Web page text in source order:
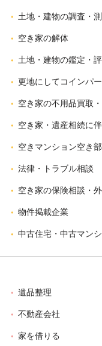
土地・建物の調査・
空き家の解体
土地・建物の鑑定・
更地にしてコインパ
空き家の不用品買取
空き家・遺産相続に
空きマンション空き
法律・トラブル相談
空き家の保険相談・
物件掲載企業
中古住宅・中古マン
遺品整理
不動産会社
家を借りる